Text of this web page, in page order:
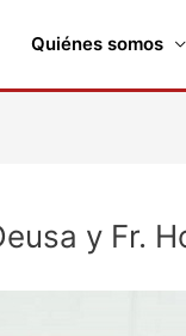
Quiénes somos
y Fr.